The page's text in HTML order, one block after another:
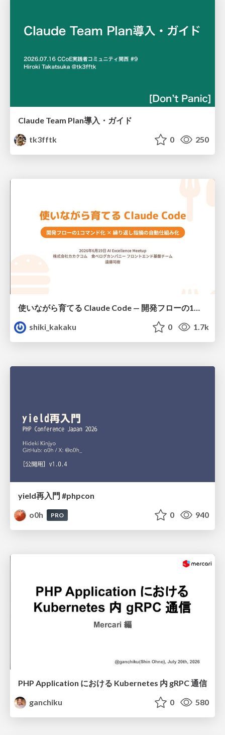
Claude Team Plan導入・ガイド
tk3fftk
0 250
使いながら育てる Claude Code — 開発フローの1コマンド化 × 繰り返し指摘の自動仕組み化
shiki_kakaku
0 1.7k
yield再入門 #phpcon
o0h
PRO 0 940
PHP Application における Kubernetes 内 gRPC 通信
ganchiku
0 580